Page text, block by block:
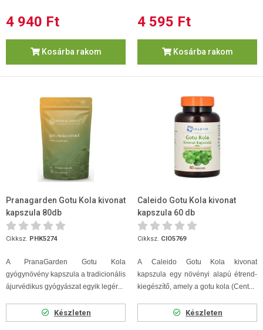
4 940 Ft
Kosárba rakom
4 595 Ft
Kosárba rakom
Pranagarden Gotu Kola kivonat
kapszula 80db
Cikksz. PHK5274
A PranaGarden Gotu Kola
gyógynövény kapszula a tradicionális
ájurvédikus gyógyászat egyik legér...
Készleten
Caleido Gotu Kola kivonat
kapszula 60 db
Cikksz. CIO5769
A Caleido Gotu Kola kivonat
kapszula egy növényi alapú étrend-
kiegészítő, amely a gotu kola (Cent...
Készleten